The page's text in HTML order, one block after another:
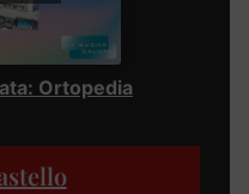
Ortopedia